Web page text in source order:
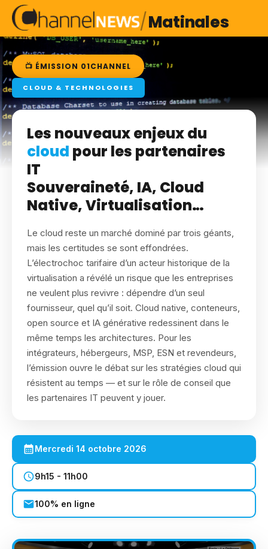
/Matinales
📺 ÉMISSION 01CHANNEL
CLOUD & TECHNOLOGIES
Les nouveaux enjeux du
cloud pour les partenaires
IT
Souveraineté, IA, Cloud
Native, Virtualisation…
Le cloud reste un marché dominé par trois géants,
mais les certitudes se sont effondrées.
L’électrochoc tarifaire d’un acteur historique de la
virtualisation a révélé un risque que les entreprises
ne veulent plus revivre : dépendre d’un seul
fournisseur, quel qu’il soit. Cloud native, conteneurs,
open source et IA générative redessinent dans le
même temps les architectures. Pour les
intégrateurs, hébergeurs, MSP, ESN et revendeurs,
l’émission ouvre le débat sur les stratégies cloud qui
résistent au temps — et sur le rôle de conseil que
les partenaires IT peuvent y jouer.
Mercredi 14 octobre 2026
9h15 - 11h00
100% en ligne